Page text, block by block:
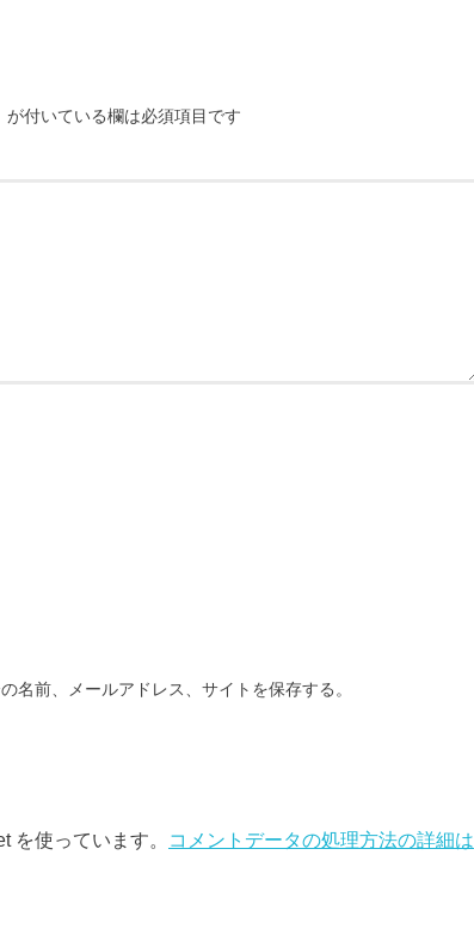
が付いている欄は必須項目です
名前、メールアドレス、サイトを保存する。
を使っています。 コメントデータの処理方法の詳細は